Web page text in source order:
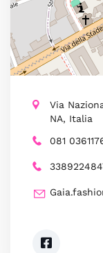
Via
NA, Italia
081